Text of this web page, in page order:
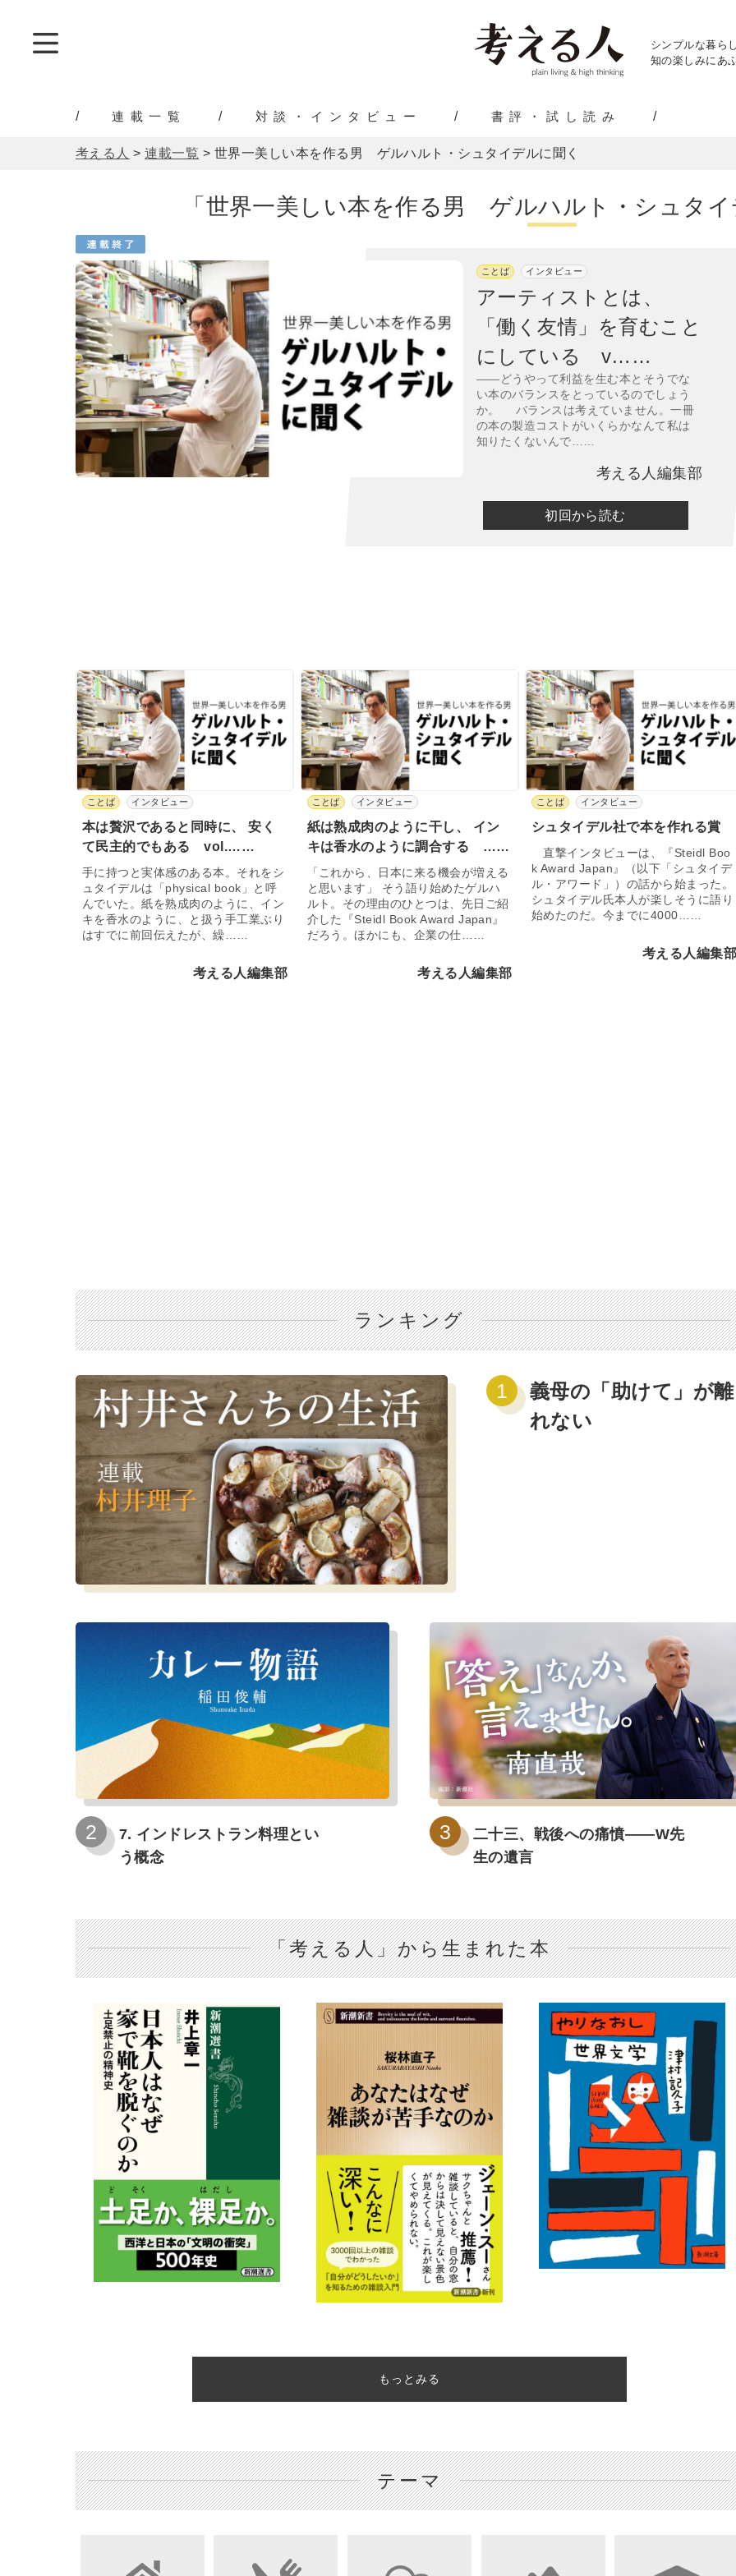
シンプルな暮ら
知の楽しみにあ
連載一覧 対談・インタビュー 書評・試し読み
考える人 >連載一覧 > 世界一美しい本を作る男 ゲルハルト・シュタイデルに聞く
「世界一美しい本を作る男 ゲルハルト・シュタ
ことば インタビュー
アーティストとは、
「働く友情」を育むこと
にしている v……
――どうやって利益を生む本とそうでな
い本のバランスをとっているのでしょう
か。 バランスは考えていません。一冊
の本の製造コストがいくらかなんて私は
知りたくないんで……
考える人編集部
初回から読む
ことば インタビュー
本は贅沢であると同時に、 安く
て民主的でもある vol.……
手に持つと実体感のある本。それをシ
ュタイデルは「physical book」と呼
んでいた。紙を熟成肉のように、イン
キを香水のように、と扱う手工業ぶり
はすでに前回伝えたが、繰……
考える人編集部
ことば インタビュー
紙は熟成肉のように干し、 イン
キは香水のように調合する ……
「これから、日本に来る機会が増える
と思います」 そう語り始めたゲルハ
ルト。その理由のひとつは、先日ご紹
介した『Steidl Book Award Japan』
だろう。ほかにも、企業の仕……
考える人編集部
ことば インタビュー
シュタイデル社で本を作れる賞
直撃インタビューは、『Steidl Boo
k Award Japan』（以下「シュタイデ
ル・アワード」）の話から始まった。
シュタイデル氏本人が楽しそうに語り
始めたのだ。今までに4000……
考える人編集部
ランキング
義母の「助けて」が離
れない
7. インドレストラン料理とい
う概念
二十三、戦後への痛憤――W先
生の遺言
「考える人」から生まれた本
もっとみる
テーマ